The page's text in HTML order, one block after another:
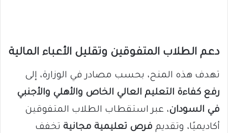
دعم الطلاب المتفوقين وتقليل الأعباء المالية
تهدف هذه المنح، بحسب مصادر في الوزارة، إلى
رفع كفاءة التعليم العالي الخاص والأهلي والأجنبي
في السودان، عبر استقطاب الطلاب المتفوقين
أكاديميًا، وتقديم فرص تعليمية مجانية تخفف